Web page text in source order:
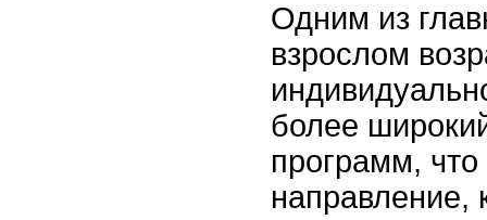
Одним из
взрослом
более
программ, что
направление,